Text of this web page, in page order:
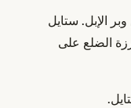
الإبل. ستايل
الضلع على